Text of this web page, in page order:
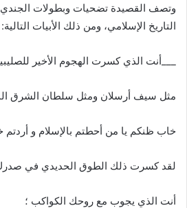
وتصف القصيدة تضحيات وبطولات
التاريخ الإسلامي، ومن ذلك الأبيات التالية:
___أنت الذي كسرت الهجوم الأخير
مثل سيف أرسلان ومثل سلطان الشرق
خاب ظنكم يا من أحطتم بالإسلام و أردتم
لقد كسرت ذلك الطوق الحديدي في
أنت الذي يجوب مع روحك الكواكب ؛